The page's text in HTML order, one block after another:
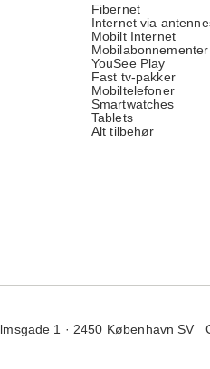
Fibernet
Internet via
Mobilt Internet
Mobilabonnementer
YouSee Play
Fast tv-pakker
Mobiltelefoner
Smartwatches
Tablets
Alt tilbehør
1 · 2450 København SV